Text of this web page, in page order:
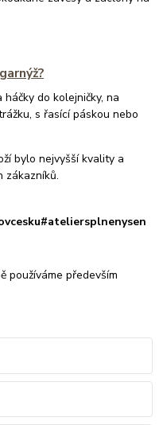
do kolejničky, na
s řasící páskou nebo
bylo nejvyšší kvality a
zákazníků.
používáme především